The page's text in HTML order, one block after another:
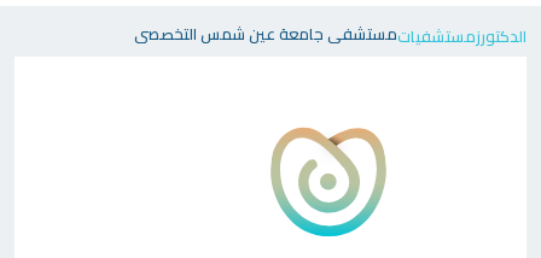
الدكتورزمستشفياتمستشفى جامعة عين شمس التخصصى